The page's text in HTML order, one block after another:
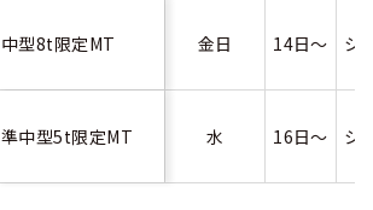
中型8t限定MT 金日 14日～ シ
準中型5t限定MT 水 16日～ シ